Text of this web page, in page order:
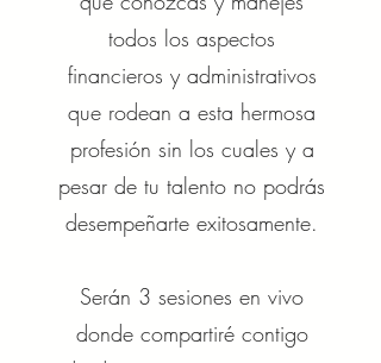
todos los aspectos
financieros y administrativos
que rodean a esta hermosa
profesión sin los cuales y a
pesar de tu talento no podrás
desempeñarte exitosamente.
Serán 3 sesiones en vivo
donde compartiré contigo